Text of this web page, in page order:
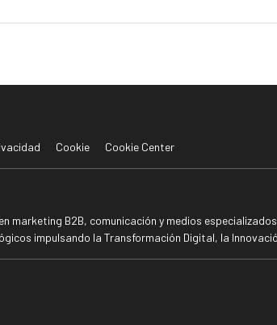
Cookie Cookie Center
marketing B2B, comunicación y medios
impulsando la Transformación Digital, la